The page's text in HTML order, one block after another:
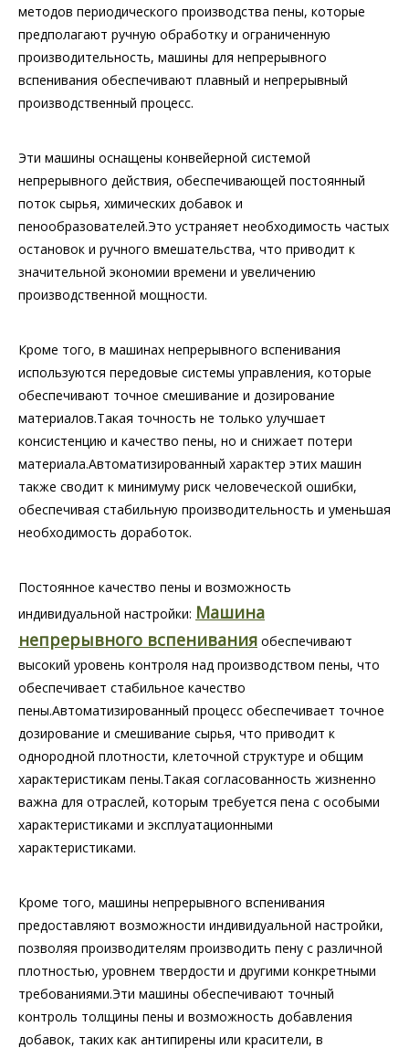
методов периодического производства пены, которые
предполагают ручную обработку и ограниченную
производительность, машины для непрерывного
вспенивания обеспечивают плавный и непрерывный
производственный процесс.
Эти машины оснащены конвейерной системой
непрерывного действия, обеспечивающей постоянный
поток сырья, химических добавок и
пенообразователей.Это устраняет необходимость частых
остановок и ручного вмешательства, что приводит к
значительной экономии времени и увеличению
производственной мощности.
Кроме того, в машинах непрерывного вспенивания
используются передовые системы управления, которые
обеспечивают точное смешивание и дозирование
материалов.Такая точность не только улучшает
консистенцию и качество пены, но и снижает потери
материала.Автоматизированный характер этих машин
также сводит к минимуму риск человеческой ошибки,
обеспечивая стабильную производительность и уменьшая
необходимость доработок.
Постоянное качество пены и возможность
индивидуальной настройки: Машина
непрерывного вспенивания обеспечивают
высокий уровень контроля над производством пены, что
обеспечивает стабильное качество
пены.Автоматизированный процесс обеспечивает точное
дозирование и смешивание сырья, что приводит к
однородной плотности, клеточной структуре и общим
характеристикам пены.Такая согласованность жизненно
важна для отраслей, которым требуется пена с особыми
характеристиками и эксплуатационными
характеристиками.
Кроме того, машины непрерывного вспенивания
предоставляют возможности индивидуальной настройки,
позволяя производителям производить пену с различной
плотностью, уровнем твердости и другими конкретными
требованиями.Эти машины обеспечивают точный
контроль толщины пены и возможность добавления
добавок, таких как антипирены или красители, в